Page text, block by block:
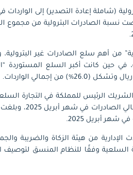
في حين كانت أكبر السلع
الرئيس للمملكة في التجارة
من هيئة الزكاة والضريبة
السلعية وفقًا للنظام المنسق لتوصيف